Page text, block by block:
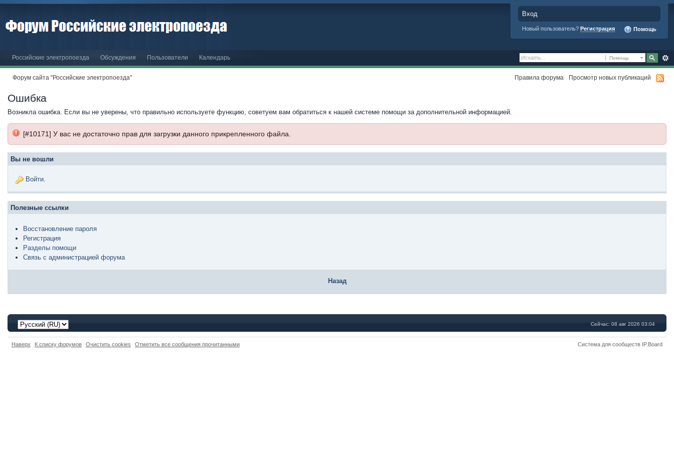
Вход
Новый пользователь? Регистрация Помощь
Помощь
Российские электропоезда Обсуждения Пользователи Календарь
Форум сайта "Российские электропоезда" Правила форума Просмотр новых публикаций
Ошибка
Возникла ошибка. Если вы не уверены, что правильно используете функцию, советуем вам обратиться к нашей системе помощи за дополнительной информацией.
[#10171] У вас не достаточно прав для загрузки данного прикрепленного файла.
Вы не вошли
Войти.
Полезные ссылки
Восстановление пароля
Регистрация
Разделы помощи
Связь с администрацией форума
Назад
Сейчас: 08 авг 2026 03:04
Наверх К списку форумов Очистить cookies Отметить все сообщения прочитанными Система для сообществ IP.Board